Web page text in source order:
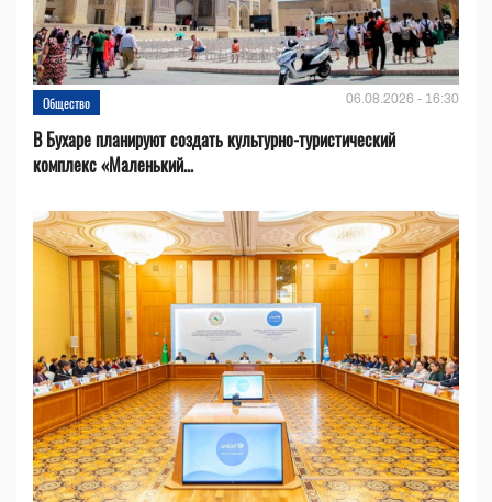
Общество 06.08.2026 - 16:30
В Бухаре планируют создать культурно-туристический
комплекс «Маленький...